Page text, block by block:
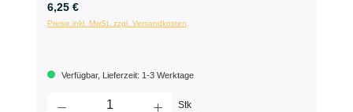
6,25 €
Preise inkl. MwSt. zzgl. Versandkosten
Verfügbar, Lieferzeit: 1-3 Werktage
Stk